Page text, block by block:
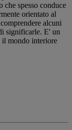
che spesso conduce
orientato al
alcuni
significarle. E' un
il mondo interiore